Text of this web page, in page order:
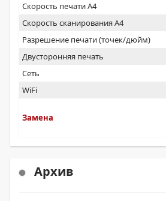
Скорость печати А4
Скорость сканирования А4
Разрешение печати (точек/дюйм)
Двусторонняя печать
Сеть
WiFi
Замена
Архив